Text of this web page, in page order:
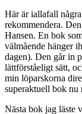
Här är iallafall
rekommendera.
Hansen. En bok
välmående hänger
dagen). Den går in
lättförståeligt sätt,
min löparskorna
superaktuell bok nu
Nästa bok jag läste